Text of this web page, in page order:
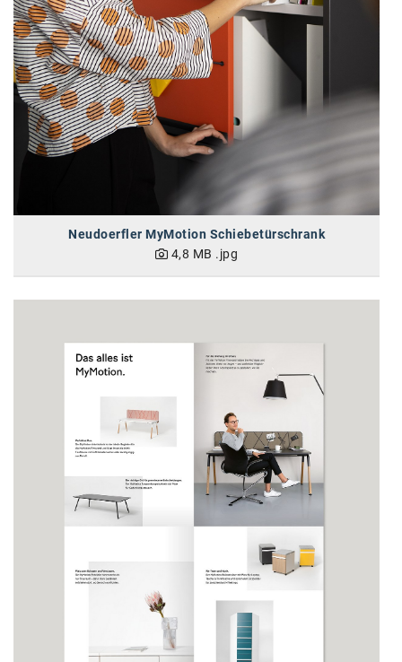
Neudoerfler MyMotion Schiebetürschrank
4,8 MB .jpg